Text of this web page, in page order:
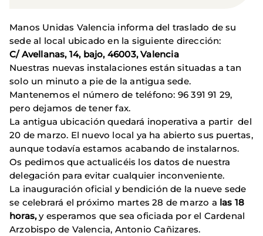
Manos Unidas Valencia informa del traslado de su
sede al local ubicado en la siguiente dirección:
C/ Avellanas, 14, bajo, 46003, Valencia
Nuestras nuevas instalaciones están situadas a tan
solo un minuto a pie de la antigua sede.
Mantenemos el número de teléfono: 96 391 91 29,
pero dejamos de tener fax.
La antigua ubicación quedará inoperativa a partir del
20 de marzo. El nuevo local ya ha abierto sus puertas,
aunque todavía estamos acabando de instalarnos.
Os pedimos que actualicéis los datos de nuestra
delegación para evitar cualquier inconveniente.
La inauguración oficial y bendición de la nueve sede
se celebrará el próximo martes 28 de marzo a las 18
horas,y esperamos que sea oficiada por el Cardenal
Arzobispo de Valencia, Antonio Cañizares.